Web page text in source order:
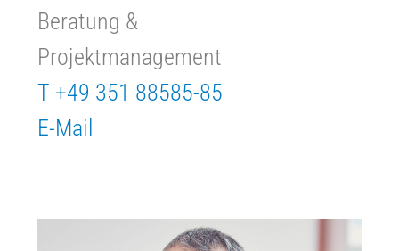
Beratung &
Projektmanagement
T +49 351 88585-85
E-Mail